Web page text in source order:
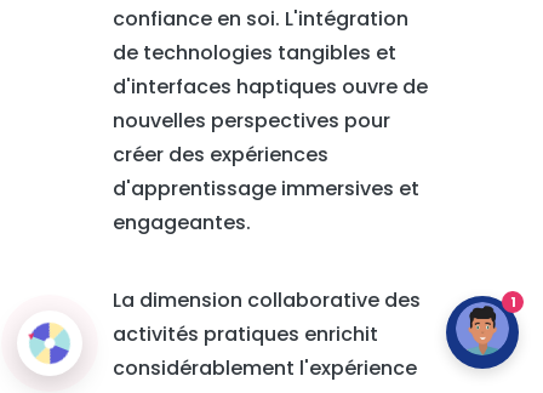
confiance en soi. L'intégration
de technologies tangibles et
d'interfaces haptiques ouvre de
nouvelles perspectives pour
créer des expériences
d'apprentissage immersives et
engageantes.
La dimension collaborative des
activités pratiques enrichit
considérablement l'expérience
1